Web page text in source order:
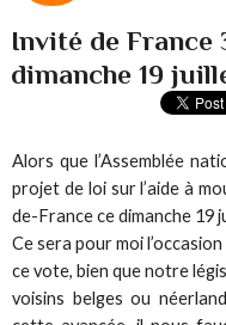
Invité de France
dimanche 19
Alors que l’Assemblée
projet de loi sur l’aide à
de-France ce dimanche 19
Ce sera pour moi
ce vote, bien que notre
voisins belges ou